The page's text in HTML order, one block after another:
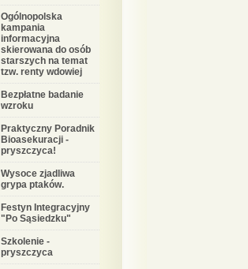
Ogólnopolska
kampania
informacyjna
skierowana do osób
starszych na temat
tzw. renty wdowiej
Bezpłatne badanie
wzroku
Praktyczny Poradnik
Bioasekuracji -
pryszczyca!
Wysoce zjadliwa
grypa ptaków.
Festyn Integracyjny
"Po Sąsiedzku"
Szkolenie -
pryszczyca